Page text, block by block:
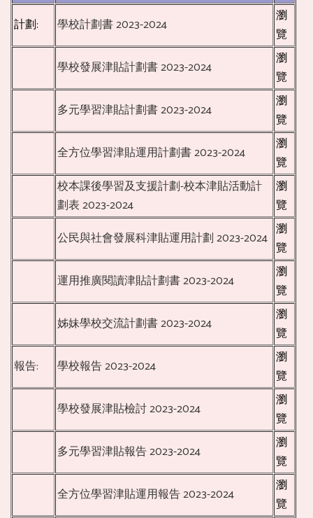
計劃:
學校計劃書 2023-2024
瀏
覽
學校發展津貼計劃書 2023-2024
瀏
覽
多元學習津貼計劃書 2023-2024
瀏
覽
全方位學習津貼運用計劃書 2023-2024
瀏
覽
校本課後學習及支援計劃-校本津貼活動計
劃表 2023-2024
瀏
覽
公民與社會發展科津貼運用計劃 2023-2024 瀏
覽
運用推廣閱讀津貼計劃書 2023-2024
瀏
覽
姊妹學校交流計劃書 2023-2024
瀏
覽
報告:
學校報告 2023-2024
瀏
覽
學校發展津貼檢討 2023-2024
瀏
覽
多元學習津貼報告 2023-2024
瀏
覽
全方位學習津貼運用報告 2023-2024
瀏
覽